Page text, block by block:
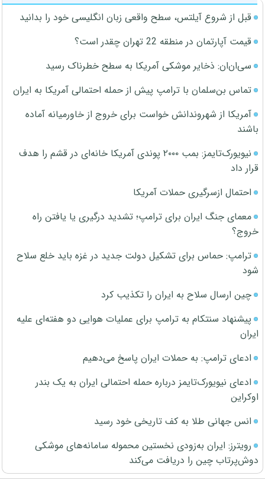
قبل از شروع آیلتس، سطح واقعی زبان انگلیسی خود را بدانید
قیمت آپارتمان در منطقه 22 تهران چقدر است؟
سی‌ان‌ان: ذخایر موشکی آمریکا به سطح خطرناک رسید
تماس بن‌سلمان با ترامپ پیش از حمله احتمالی آمریکا به ایران
آمریکا از شهروندانش خواست برای خروج از خاورمیانه آماده
باشند
نیویورک‌تایمز: بمب ۲۰۰۰ پوندی آمریکا خانه‌ای در قشم را هدف
قرار داد
احتمال ازسرگیری حملات آمریکا
معمای جنگ ایران برای ترامپ؛ تشدید درگیری یا یافتن راه
خروج؟
ترامپ: حماس برای تشکیل دولت جدید در غزه باید خلع سلاح
شود
چین ارسال سلاح به ایران را تکذیب کرد
پیشنهاد سنتکام به ترامپ برای عملیات هوایی دو هفته‌ای علیه
ایران
ادعای ترامپ: به حملات ایران پاسخ می‌دهیم
ادعای نیویورک‌تایمز درباره حمله احتمالی ایران به یک بندر
اوکراین
انس جهانی طلا به کف تاریخی خود رسید
رویترز: ایران به‌زودی نخستین محموله سامانه‌های موشکی
دوش‌پرتاب چین را دریافت می‌کند